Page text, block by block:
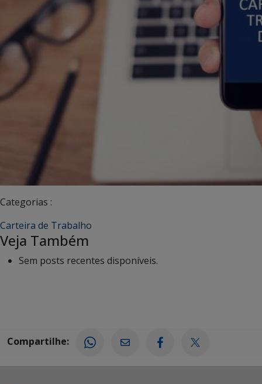
Categorias :
Carteira de Trabalho
Veja Também
Sem posts recentes disponíveis.
Compartilhe: